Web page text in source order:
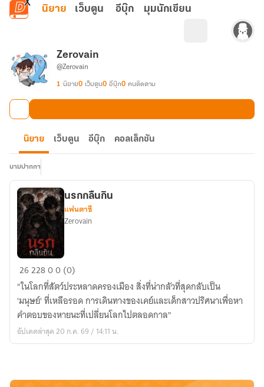
ข้ามไปยังเนื้อหาหลัก
นิยาย เว็บตูน อีบุ๊ก มุมนักเขียน
Zerovain
@Zerovain
1 นิยาย0 เว็บตูน0 อีบุ๊ก0 คนติดตาม
นิยาย เว็บตูน อีบุ๊ก คอลเล็กชัน
นามปากกา
นรก
กลืน
กิน
นรกกลืนกิน
แฟนตาซี
Zerovain
2622800 (0)
​"ในโลกที่สัตว์ประหลาดครองเมือง สิ่งที่น่ากลัวที่สุดกลับเป็น
'มนุษย์' ที่เหลือรอด การเดินทางของเคย์และเด็กสาวปริศนาเพื่อหา
คำตอบของหายนะที่เปลี่ยนโลกไปตลอดกาล"
อัปเดตล่าสุด 20 ก.ค. 69 / 14:11 น.